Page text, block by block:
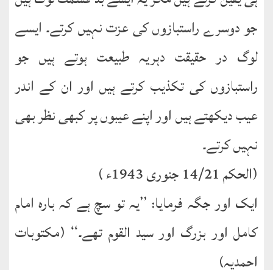
جو دوسرے راستبازوں کی عزت نہیں کرتے۔ ایسے
لوگ در حقیقت دہریہ طبیعت ہوتے ہیں جو
راستبازوں کی تکذیب کرتے ہیں اور ان کے اندر
عیب دیکھتے ہیں اور اپنے عیبوں پر کبھی نظر بھی
نہیں کرتے۔
(الحکم 14/21 جنوری 1943ء )
ایک اور جگہ فرمایا: ’’یہ تو سچ ہے کہ بارہ امام
کامل اور بزرگ اور سید القوم تھے۔‘‘ (مکتوبات
احمدیہ)